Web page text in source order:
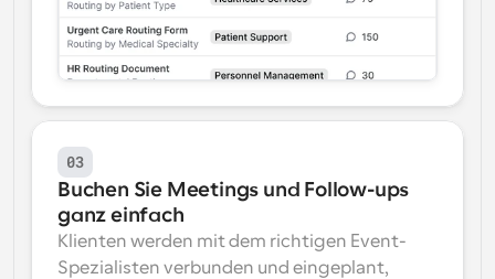
03
Buchen Sie Meetings und Follow-ups
ganz einfach
Klienten werden mit dem richtigen Event-
Spezialisten verbunden und eingeplant,